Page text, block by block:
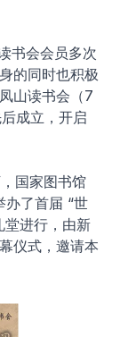
书会会员多次
的同时也积极
山读书会（7
成立，开启
国家图书馆
办了首届 “世
堂进行，由新
仪式，邀请本